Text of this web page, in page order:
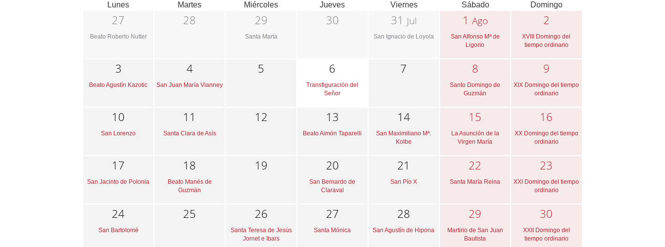
Lunes Martes Miércoles Jueves Viernes Sábado Domingo
27
Beato Roberto Nutter
28 29
Santa Marta
30 31 Jul
San Ignacio de Loyola
1 Ago
San Alfonso Mª de
Ligorio
2
XVIII Domingo del
tiempo ordinario
3
Beato Agustín Kazotic
4
San Juan María Vianney
5 6
Transfiguración del
Señor
7 8
Santo Domingo de
Guzmán
9
XIX Domingo del tiempo
ordinario
10
San Lorenzo
11
Santa Clara de Asís
12 13
Beato Aimón Taparelli
14
San Maximiliano Mª.
Kolbe
15
La Asunción de la
Virgen María
16
XX Domingo del tiempo
ordinario
17
San Jacinto de Polonia
18
Beato Manés de
Guzmán
19 20
San Bernardo de
Claraval
21
San Pío X
22
Santa María Reina
23
XXI Domingo del tiempo
ordinario
24
San Bartolomé
25 26
Santa Teresa de Jesús
Jornet e Ibars
27
Santa Mónica
28
San Agustín de Hipona
29
Martirio de San Juan
Bautista
30
XXII Domingo del
tiempo ordinario